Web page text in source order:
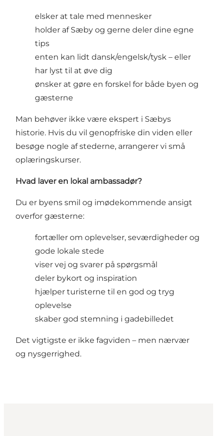
elsker at tale med mennesker
holder af Sæby og gerne deler dine egne
tips
enten kan lidt dansk/engelsk/tysk – eller
har lyst til at øve dig
ønsker at gøre en forskel for både byen og
gæsterne
Man behøver ikke være ekspert i Sæbys
historie. Hvis du vil genopfriske din viden eller
besøge nogle af stederne, arrangerer vi små
oplæringskurser.
Hvad laver en lokal ambassadør?
Du er byens smil og imødekommende ansigt
overfor gæsterne:
fortæller om oplevelser, seværdigheder og
gode lokale stede
viser vej og svarer på spørgsmål
deler bykort og inspiration
hjælper turisterne til en god og tryg
oplevelse
skaber god stemning i gadebilledet
Det vigtigste er ikke fagviden – men nærvær
og nysgerrighed.